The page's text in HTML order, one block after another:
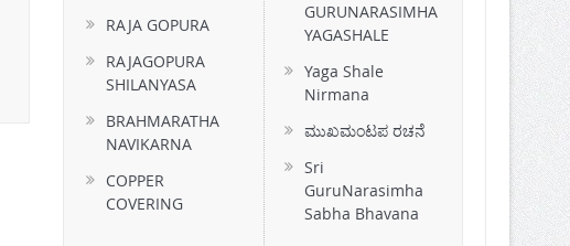
RAJA GOPURA
RAJAGOPURA
SHILANYASA
BRAHMARATHA
NAVIKARNA
COPPER
COVERING
GURUNARASIMHA
YAGASHALE
Yaga Shale
Nirmana
ಮುಖಮಂಟಪ ರಚನೆ
Sri
GuruNarasimha
Sabha Bhavana